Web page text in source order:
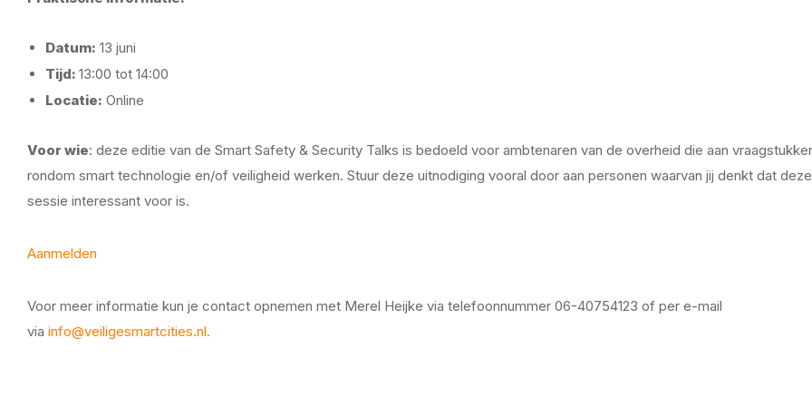
Datum: 13 juni
Tijd: 13:00 tot 14:00
Locatie: Online
Voor wie: deze editie van de Smart Safety & Security Talks is bedoeld voor ambtenaren van de overheid die aan
rondom smart technologie en/of veiligheid werken. Stuur deze uitnodiging vooral door aan personen waarvan jij denkt dat deze
sessie interessant voor is.
Aanmelden
Voor meer informatie kun je contact opnemen met Merel Heijke via telefoonnummer 06-40754123 of per e-mail
via info@veiligesmartcities.nl.